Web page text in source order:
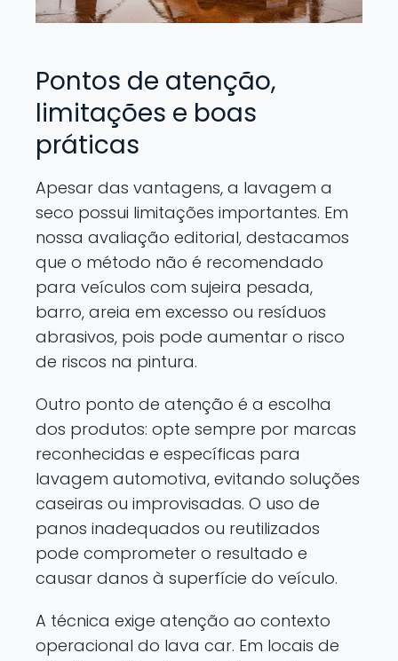
Pontos de atenção,
limitações e boas
práticas
Apesar das vantagens, a lavagem a
seco possui limitações importantes. Em
nossa avaliação editorial, destacamos
que o método não é recomendado
para veículos com sujeira pesada,
barro, areia em excesso ou resíduos
abrasivos, pois pode aumentar o risco
de riscos na pintura.
Outro ponto de atenção é a escolha
dos produtos: opte sempre por marcas
reconhecidas e específicas para
lavagem automotiva, evitando soluções
caseiras ou improvisadas. O uso de
panos inadequados ou reutilizados
pode comprometer o resultado e
causar danos à superfície do veículo.
A técnica exige atenção ao contexto
operacional do lava car. Em locais de